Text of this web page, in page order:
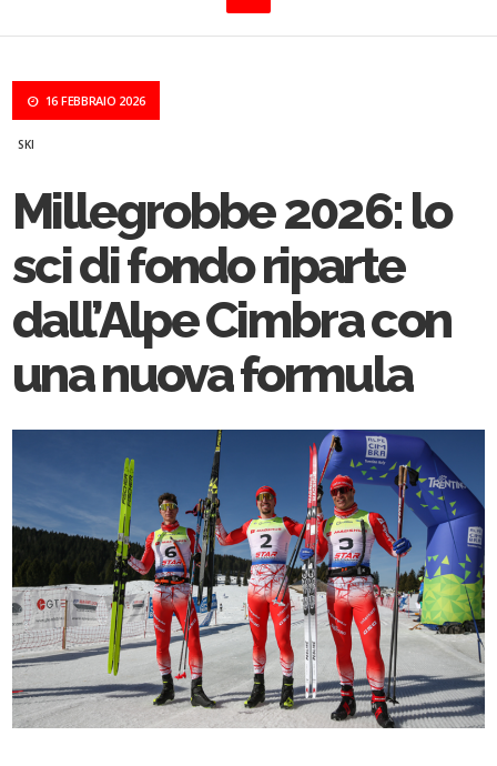
16 FEBBRAIO 2026
SKI
Millegrobbe 2026: lo
sci di fondo riparte
dall’Alpe Cimbra con
una nuova formula